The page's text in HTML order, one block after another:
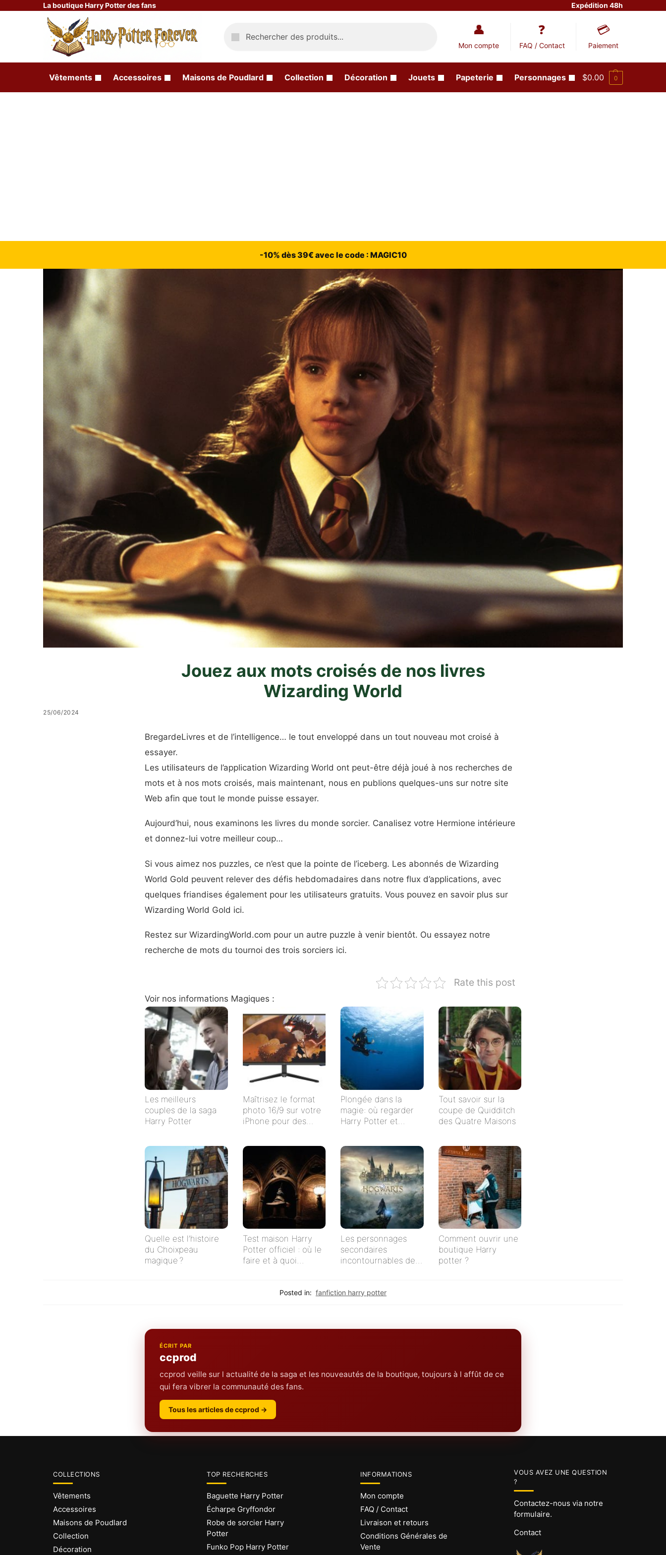
La boutique Harry Potter des fans Expédition 48h
Mon compte FAQ / Contact Paiement
Vêtements Accessoires Maisons de Poudlard Collection Décoration Jouets Papeterie Personnages $0.00 0
-10% dès 39€ avec le code : MAGIC10
Jouez aux mots croisés de nos livres
Wizarding World
25/06/2024
BregardeLivres et de l’intelligence… le tout enveloppé dans un tout nouveau mot croisé à
essayer.
Les utilisateurs de l’application Wizarding World ont peut-être déjà joué à nos recherches de
mots et à nos mots croisés, mais maintenant, nous en publions quelques-uns sur notre site
Web afin que tout le monde puisse essayer.
Aujourd’hui, nous examinons les livres du monde sorcier. Canalisez votre Hermione intérieure
et donnez-lui votre meilleur coup…
Si vous aimez nos puzzles, ce n’est que la pointe de l’iceberg. Les abonnés de Wizarding
World Gold peuvent relever des défis hebdomadaires dans notre flux d’applications, avec
quelques friandises également pour les utilisateurs gratuits. Vous pouvez en savoir plus sur
Wizarding World Gold ici.
Restez sur WizardingWorld.com pour un autre puzzle à venir bientôt. Ou essayez notre
recherche de mots du tournoi des trois sorciers ici.
Rate this post
Voir nos informations Magiques :
Les meilleurs
couples de la saga
Harry Potter
Maîtrisez le format
photo 16/9 sur votre
iPhone pour des
Plongée dans la
magie: où regarder
Harry Potter et
français ?
Tout savoir sur la
coupe de Quidditch
des Quatre Maisons
Quelle est l’histoire
du Choixpeau
magique ?
Test maison Harry
Potter officiel : où le
faire et à quoi
Les personnages
secondaires
incontournables de
Comment ouvrir une
boutique Harry
potter ?
Posted in: fanfiction harry potter
ÉCRIT PAR
ccprod
ccprod veille sur l actualité de la saga et les nouveautés de la boutique, toujours à l affût de ce
qui fera vibrer la communauté des fans.
Tous les articles de ccprod →
COLLECTIONS
Vêtements
Accessoires
Maisons de Poudlard
Collection
Décoration
TOP RECHERCHES
Baguette Harry Potter
Écharpe Gryffondor
Robe de sorcier Harry
Potter
Funko Pop Harry Potter
INFORMATIONS
Mon compte
FAQ / Contact
Livraison et retours
Conditions Générales de
Vente
VOUS AVEZ UNE QUESTION
?
Contactez-nous via notre
formulaire.
Contact